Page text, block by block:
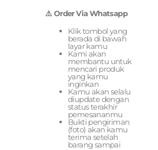
⚠️ Order Via Whatsapp
Klik tombol yang
berada di bawah
layar kamu
Kami akan
membantu untuk
mencari produk
yang kamu
inginkan
Kamu akan selalu
diupdate dengan
status terakhir
pemesananmu
Bukti pengiriman
(foto) akan kamu
terima setelah
barang sampai